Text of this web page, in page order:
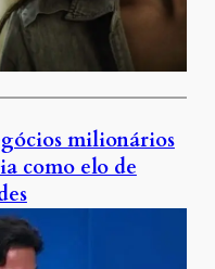
milionários
como elo de